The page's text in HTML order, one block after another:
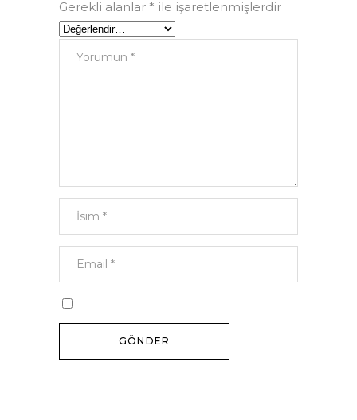
Gerekli alanlar * ile işaretlenmişlerdir